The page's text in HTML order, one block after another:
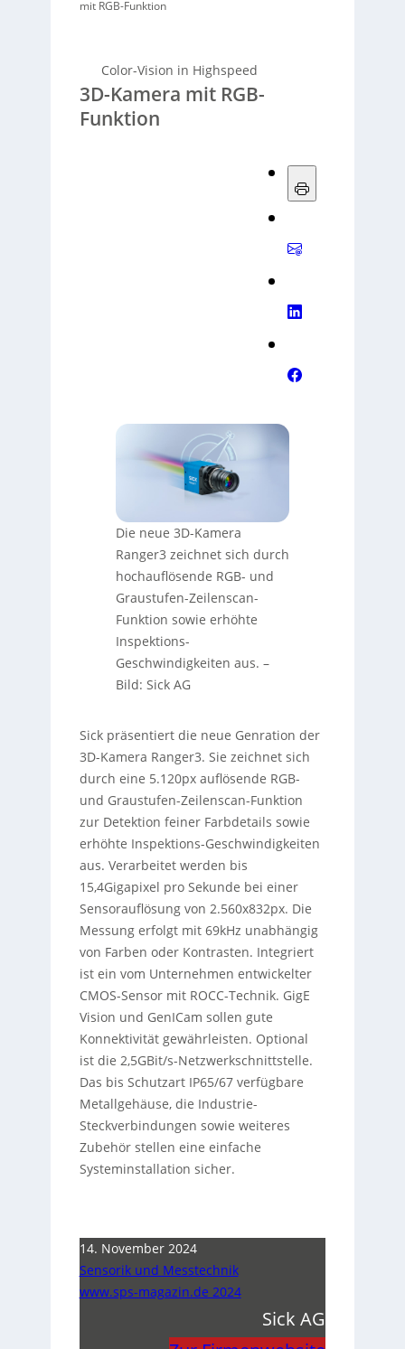
mit RGB-Funktion
Color-Vision in Highspeed
3D-Kamera mit RGB-
Funktion
Die neue 3D-Kamera
Ranger3 zeichnet sich durch
hochauflösende RGB- und
Graustufen-Zeilenscan-
Funktion sowie erhöhte
Inspektions-
Geschwindigkeiten aus. –
Bild: Sick AG
Sick präsentiert die neue Genration der
3D-Kamera Ranger3. Sie zeichnet sich
durch eine 5.120px auflösende RGB-
und Graustufen-Zeilenscan-Funktion
zur Detektion feiner Farbdetails sowie
erhöhte Inspektions-Geschwindigkeiten
aus. Verarbeitet werden bis
15,4Gigapixel pro Sekunde bei einer
Sensorauflösung von 2.560x832px. Die
Messung erfolgt mit 69kHz unabhängig
von Farben oder Kontrasten. Integriert
ist ein vom Unternehmen entwickelter
CMOS-Sensor mit ROCC-Technik. GigE
Vision und GenICam sollen gute
Konnektivität gewährleisten. Optional
ist die 2,5GBit/s-Netzwerkschnittstelle.
Das bis Schutzart IP65/67 verfügbare
Metallgehäuse, die Industrie-
Steckverbindungen sowie weiteres
Zubehör stellen eine einfache
Systeminstallation sicher.
14. November 2024
Sensorik und Messtechnik
www.sps-magazin.de 2024
Sick AG